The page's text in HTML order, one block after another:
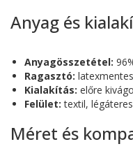
Anyag és
Anyagösszetétel:
Ragasztó: latexmentes
Kialakítás: előre
Felület: textil,
Méret és